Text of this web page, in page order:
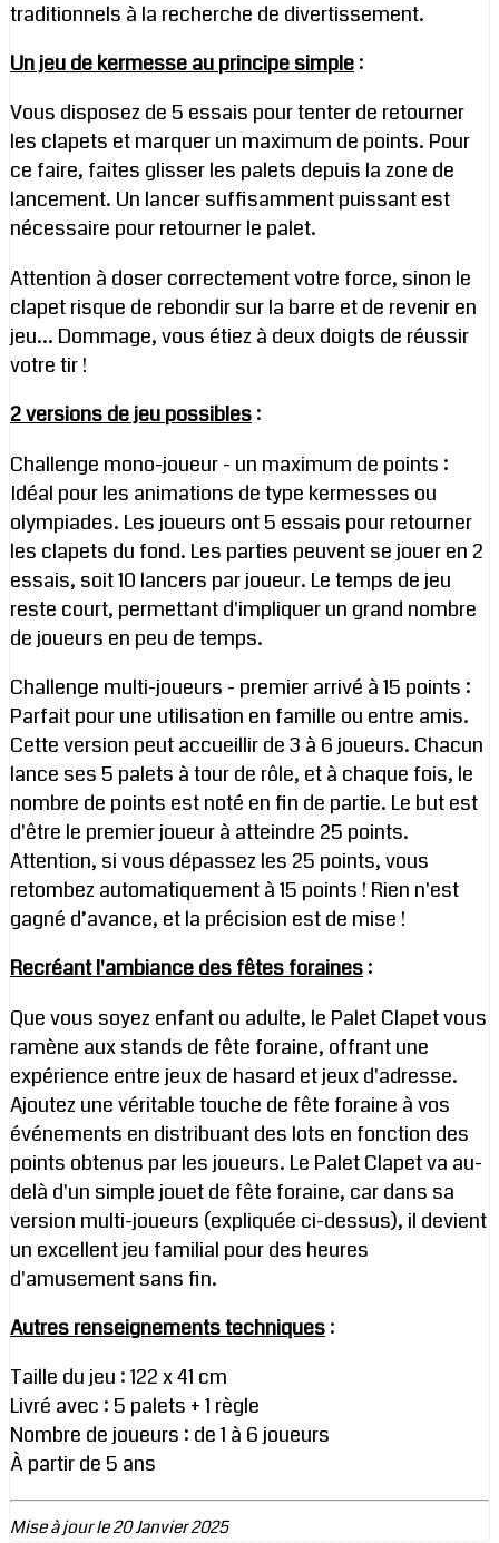
traditionnels à la recherche de divertissement.
Un jeu de kermesse au principe simple:
Vous disposez de 5 essais pour tenter de retourner
les clapets et marquer un maximum de points. Pour
ce faire, faites glisser les palets depuis la zone de
lancement. Un lancer suffisamment puissant est
nécessaire pour retourner le palet.
Attention à doser correctement votre force, sinon le
clapet risque de rebondir sur la barre et de revenir en
jeu… Dommage, vous étiez à deux doigts de réussir
votre tir !
2 versions de jeu possibles:
Challenge mono-joueur - un maximum de points :
Idéal pour les animations de type kermesses ou
olympiades. Les joueurs ont 5 essais pour retourner
les clapets du fond. Les parties peuvent se jouer en 2
essais, soit 10 lancers par joueur. Le temps de jeu
reste court, permettant d'impliquer un grand nombre
de joueurs en peu de temps.
Challenge multi-joueurs - premier arrivé à 15 points :
Parfait pour une utilisation en famille ou entre amis.
Cette version peut accueillir de 3 à 6 joueurs. Chacun
lance ses 5 palets à tour de rôle, et à chaque fois, le
nombre de points est noté en fin de partie. Le but est
d'être le premier joueur à atteindre 25 points.
Attention, si vous dépassez les 25 points, vous
retombez automatiquement à 15 points ! Rien n'est
gagné d’avance, et la précision est de mise !
Recréant l'ambiance des fêtes foraines:
Que vous soyez enfant ou adulte, le Palet Clapet vous
ramène aux stands de fête foraine, offrant une
expérience entre jeux de hasard et jeux d'adresse.
Ajoutez une véritable touche de fête foraine à vos
événements en distribuant des lots en fonction des
points obtenus par les joueurs. Le Palet Clapet va au-
delà d'un simple jouet de fête foraine, car dans sa
version multi-joueurs (expliquée ci-dessus), il devient
un excellent jeu familial pour des heures
d'amusement sans fin.
Autres renseignements techniques:
Taille du jeu : 122 x 41 cm
Livré avec : 5 palets + 1 règle
Nombre de joueurs : de 1 à 6 joueurs
À partir de 5 ans
Mise à jour le 20 Janvier 2025